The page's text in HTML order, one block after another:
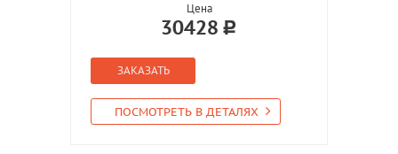
Цена
30428
ЗАКАЗАТЬ
ПОСМОТРЕТЬ В ДЕТАЛЯХ